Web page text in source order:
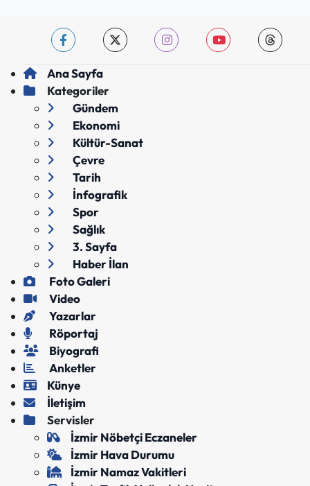
Ana Sayfa
Kategoriler
Gündem
Ekonomi
Kültür-Sanat
Çevre
Tarih
İnfografik
Spor
Sağlık
3. Sayfa
Haber İlan
Foto Galeri
Video
Yazarlar
Röportaj
Biyografi
Anketler
Künye
İletişim
Servisler
İzmir Nöbetçi Eczaneler
İzmir Hava Durumu
İzmir Namaz Vakitleri